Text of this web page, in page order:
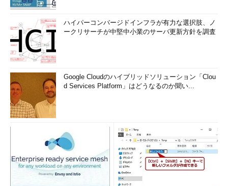
ハイパーコンバージドインフラが有力な選択肢、ノ
ークリサーチが中堅中小業のサーバ更新方針を調査
Google Cloudのハイブリッドソリューション「Clou
d Services Platform」はどうなるのか聞い...